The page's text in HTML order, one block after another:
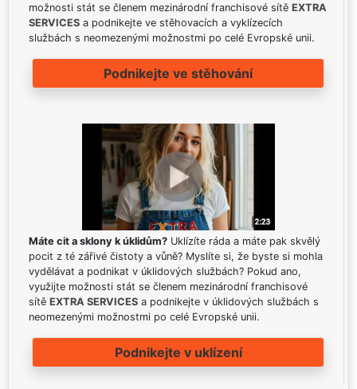
možnosti stát se členem mezinárodní franchisové sítě EXTRA
SERVICES a podnikejte ve stěhovacích a vyklízecích
službách s neomezenými možnostmi po celé Evropské unii.
Podnikejte ve stěhování
Máte cit a sklony k úklidům? Uklízíte ráda a máte pak skvělý
pocit z té zářivé čistoty a vůně? Myslíte si, že byste si mohla
vydělávat a podnikat v úklidových službách? Pokud ano,
využijte možnosti stát se členem mezinárodní franchisové
sítě EXTRA SERVICES a podnikejte v úklidových službách s
neomezenými možnostmi po celé Evropské unii.
Podnikejte v uklízení